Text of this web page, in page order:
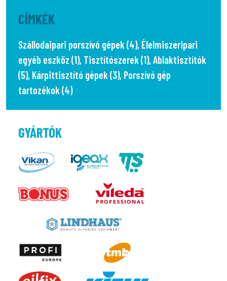
CÍMKÉK
Szállodaipari porszívó gépek (4), Élelmiszeripari
egyéb eszköz (1), Tisztítószerek (1),Ablaktisztítók
(5), Kárpittisztító gépek (3), Porszívó gép
tartozékok (4)
GYÁRTÓK